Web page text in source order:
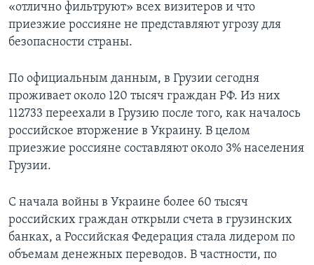
«отлично фильтруют» всех визитеров и что
приезжие россияне не представляют угрозу для
безопасности страны.
По официальным данным, в Грузии сегодня
проживает около 120 тысяч граждан РФ. Из них
112733 переехали в Грузию после того, как началось
российское вторжение в Украину. В целом
приезжие россияне составляют около 3% населения
Грузии.
С начала войны в Украине более 60 тысяч
российских граждан открыли счета в грузинских
банках, а Российская Федерация стала лидером по
объемам денежных переводов. В частности, по